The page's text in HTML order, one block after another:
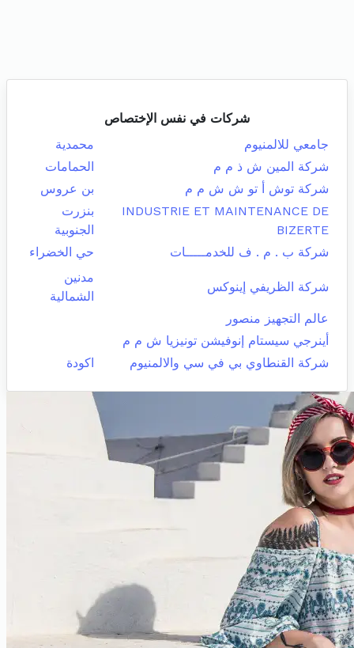
شركات في نفس الإختصاص
جامعي للالمنيوم
محمدية
شركة المين ش ذ م م
الحمامات
شركة توش أ تو ش ش م م
بن عروس
INDUSTRIE ET MAINTENANCE DE
BIZERTE
بنزرت
الجنوبية
شركة ب . م . ف للخدمـــــات
حي الخضراء
شركة الظريفي إينوكس
مدنين
الشمالية
عالم التجهيز منصور
أينرجي سيستام إنوفيشن تونيزيا ش م م
شركة القنطاوي بي في سي والالمنيوم
اكودة